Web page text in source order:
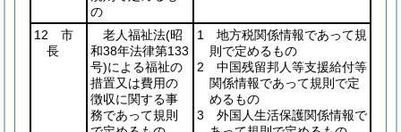
の
12 市
長
老人福祉法(昭
和38年法律第133
号)による福祉の
措置又は費用の
徴収に関する事
務であって規則
1 地方税関係情報であって規
則で定めるもの
2 中国残留邦人等支援給付等
関係情報であって規則で定
めるもの
3 外国人生活保護関係情報で